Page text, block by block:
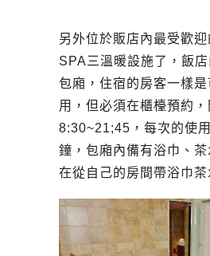
另外位於販店內最受歡迎
SPA三溫暖設施了，飯
包廂，住宿的房客一樣
用，但必須在櫃檯預約
8:30~21;45，每次的使
鐘，包廂內備有浴巾、茶
在從自己的房間帶浴巾茶